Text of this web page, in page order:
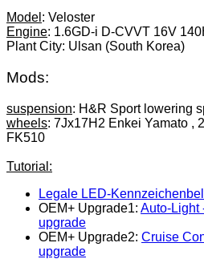
Model : Veloster
Engine: 1.6GD-i D-CVVT 16V
Plant City: Ulsan (South Korea)
Mods:
suspension: H&R Sport lowering
wheels: 7Jx17H2 Enkei Yamato ,
FK510
Tutorial:
Legale LED-
OEM+ Upgrade1: Auto-Light
upgrade
OEM+ Upgrade2: Cruise
upgrade